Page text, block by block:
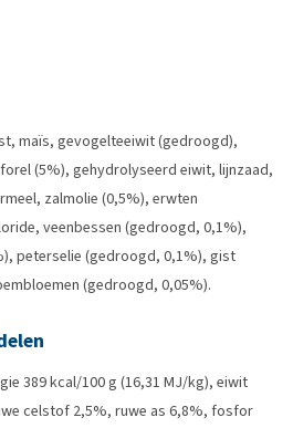
maïs, gevogelteeiwit (gedroogd),
(5%), gehydrolyseerd eiwit, lijnzaad,
zalmolie (0,5%), erwten
veenbessen (gedroogd, 0,1%),
peterselie (gedroogd, 0,1%), gist
(gedroogd, 0,05%).
389 kcal/100 g (16,31 MJ/kg), eiwit
celstof 2,5%, ruwe as 6,8%, fosfor